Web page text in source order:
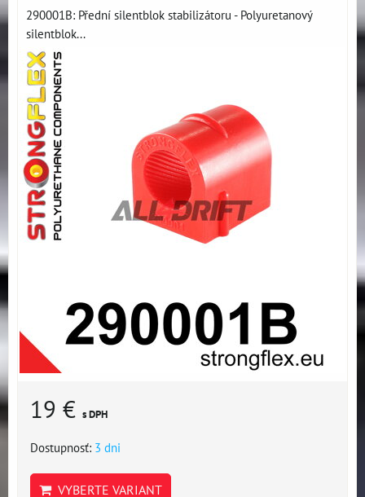
290001B: Přední silentblok stabilizátoru - Polyuretanový
silentblok...
19 € s DPH
Dostupnosť: 3 dni
VYBERTE VARIANT